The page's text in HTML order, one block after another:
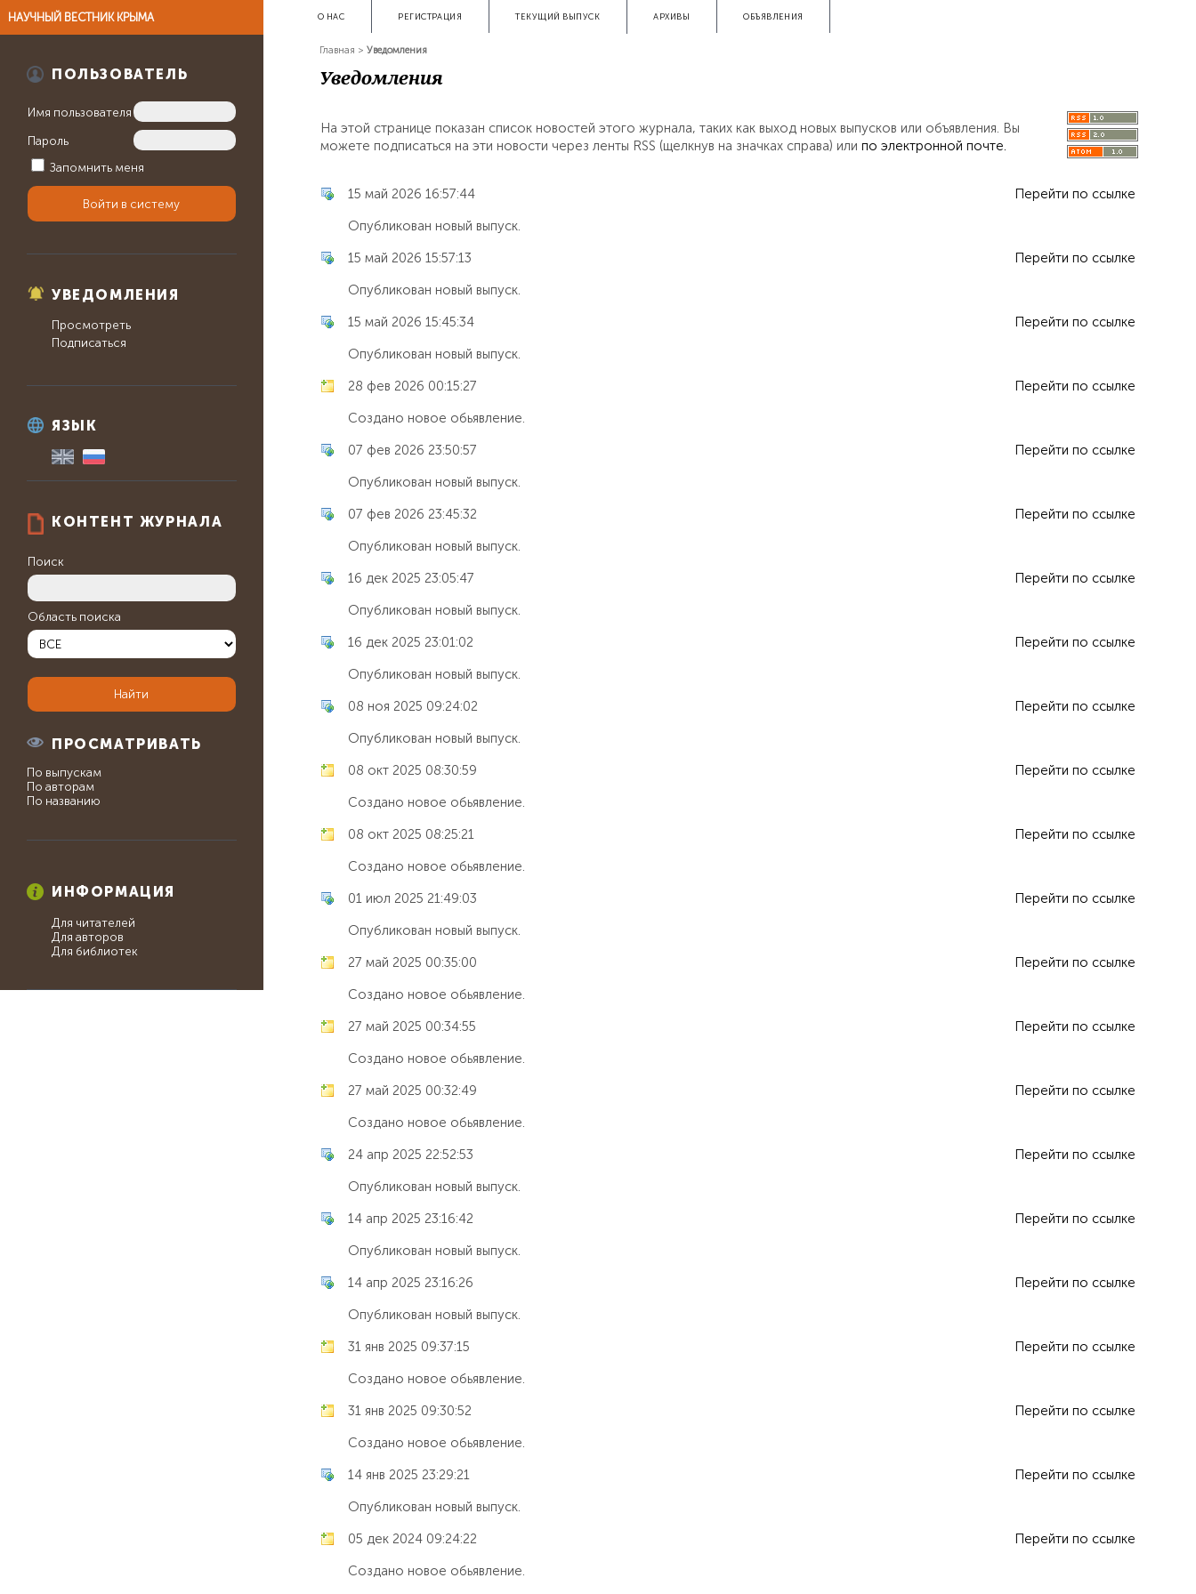
НАУЧНЫЙ ВЕСТНИК КРЫМА
ПОЛЬЗОВАТЕЛЬ
Имя пользователя
Пароль
Запомнить меня
УВЕДОМЛЕНИЯ
Просмотреть
Подписаться
ЯЗЫК
КОНТЕНТ ЖУРНАЛА
Поиск
Область поиска
ПРОСМАТРИВАТЬ
По выпускам
По авторам
По названию
ИНФОРМАЦИЯ
Для читателей
Для авторов
Для библиотек
О НАС РЕГИСТРАЦИЯ ТЕКУЩИЙ ВЫПУСК АРХИВЫ ОБЪЯВЛЕНИЯ
Главная > Уведомления
Уведомления
На этой странице показан список новостей этого журнала, таких как выход новых выпусков или объявления. Вы
можете подписаться на эти новости через ленты RSS (щелкнув на значках справа) или по электронной почте.
15 май 2026 16:57:44
Перейти по ссылке
Опубликован новый выпуск.
15 май 2026 15:57:13
Перейти по ссылке
Опубликован новый выпуск.
15 май 2026 15:45:34
Перейти по ссылке
Опубликован новый выпуск.
28 фев 2026 00:15:27
Перейти по ссылке
Создано новое обьявление.
07 фев 2026 23:50:57
Перейти по ссылке
Опубликован новый выпуск.
07 фев 2026 23:45:32
Перейти по ссылке
Опубликован новый выпуск.
16 дек 2025 23:05:47
Перейти по ссылке
Опубликован новый выпуск.
16 дек 2025 23:01:02
Перейти по ссылке
Опубликован новый выпуск.
08 ноя 2025 09:24:02
Перейти по ссылке
Опубликован новый выпуск.
08 окт 2025 08:30:59
Перейти по ссылке
Создано новое обьявление.
08 окт 2025 08:25:21
Перейти по ссылке
Создано новое обьявление.
01 июл 2025 21:49:03
Перейти по ссылке
Опубликован новый выпуск.
27 май 2025 00:35:00
Перейти по ссылке
Создано новое обьявление.
27 май 2025 00:34:55
Перейти по ссылке
Создано новое обьявление.
27 май 2025 00:32:49
Перейти по ссылке
Создано новое обьявление.
24 апр 2025 22:52:53
Перейти по ссылке
Опубликован новый выпуск.
14 апр 2025 23:16:42
Перейти по ссылке
Опубликован новый выпуск.
14 апр 2025 23:16:26
Перейти по ссылке
Опубликован новый выпуск.
31 янв 2025 09:37:15
Перейти по ссылке
Создано новое обьявление.
31 янв 2025 09:30:52
Перейти по ссылке
Создано новое обьявление.
14 янв 2025 23:29:21
Перейти по ссылке
Опубликован новый выпуск.
05 дек 2024 09:24:22
Перейти по ссылке
Создано новое обьявление.